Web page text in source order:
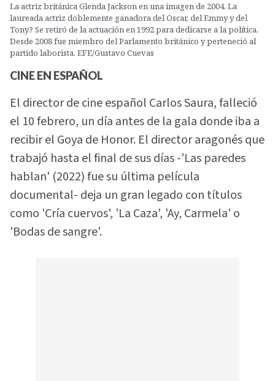
La actriz británica Glenda Jackson en una imagen de 2004. La
laureada actriz doblemente ganadora del Oscar, del Emmy y del
Tony.? Se retiró de la actuación en 1992 para dedicarse a la política.
Desde 2008 fue miembro del Parlamento británico y perteneció al
partido laborista. EFE/Gustavo Cuevas
CINE EN ESPAÑOL
El director de cine español Carlos Saura, falleció
el 10 febrero, un día antes de la gala donde iba a
recibir el Goya de Honor. El director aragonés que
trabajó hasta el final de sus días -'Las paredes
hablan' (2022) fue su última película
documental- deja un gran legado con títulos
como 'Cría cuervos', 'La Caza', 'Ay, Carmela' o
'Bodas de sangre'.